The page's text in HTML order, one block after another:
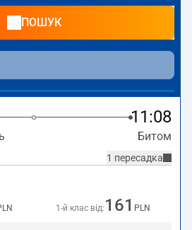
квитка і зазвичай довший час
завершує маршрут на станції Битом.
ПОШУК
11:08
Битом
1 пересадка
1-й клас від: 161 PLN